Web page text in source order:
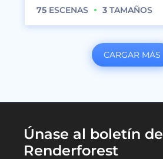
75 ESCENAS 3 TAMAÑOS
CARGAR MÁS
Únase al boletín de
Renderforest